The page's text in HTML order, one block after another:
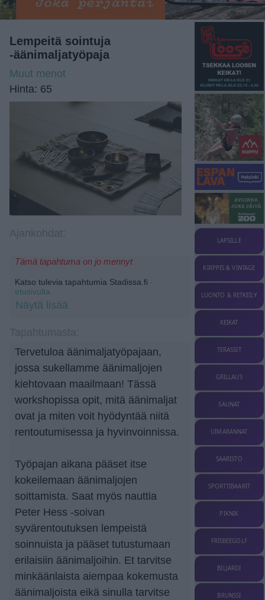
Lempeitä sointuja
-äänimaljatyöpaja
Muut menot
Hinta: 65
Tämä tapahtuma on jo mennyt
Katso tulevia tapahtumia Stadissa.fi -
etusivulta.
Näytä lisää
Tervetuloa äänimaljatyöpajaan,
jossa sukellamme äänimaljojen
kiehtovaan maailmaan! Tässä
workshopissa opit, mitä äänimaljat
ovat ja miten voit hyödyntää niitä
rentoutumisessa ja hyvinvoinnissa.
Työpajan aikana pääset itse
kokeilemaan äänimaljojen
soittamista. Saat myös nauttia
Peter Hess -soivan
syvärentoutuksen lempeistä
soinnuista ja pääset tutustumaan
erilaisiin äänimaljoihin. Et tarvitse
minkäänlaista aiempaa kokemusta
äänimaljoista eikä sinulla tarvitse
LAPSILLE
KIRPPIS & VINTAGE
LUONTO & RETKEILY
KEIKAT
TERASSIT
GRILLAUS
SAUNAT
UIMARANNAT
SAARISTO
SPORTTIBAARIT
PIKNIK
FRISBEEGOLF
BILJARDI
BRUNSSI